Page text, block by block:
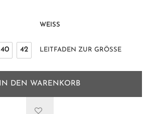
WEISS
40
42
LEITFADEN ZUR GRÖSSE
IN DEN WARENKORB